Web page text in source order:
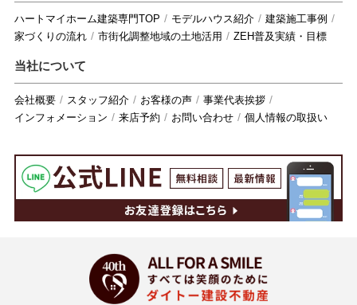
ハートマイホーム建築専門TOP モデルハウス紹介
建築施工事例
家づくりの流れ
市街化調整地域の土地活用 ZEH普及実績・目標
当社について
会社概要 スタッフ紹介 お客様の声
事業代表挨拶
インフォメーション
来店予約 お問い合わせ 個人情報の取扱い